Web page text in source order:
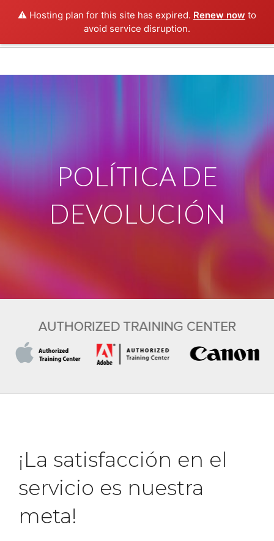
⚠️ Hosting plan for this site has expired. Renew now to
avoid service disruption.
POLÍTICA DE
DEVOLUCIÓN
¡La satisfacción en el
servicio es nuestra
meta!